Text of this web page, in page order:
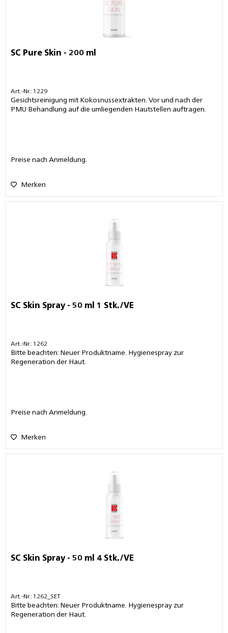
SC Pure Skin - 200 ml
Art.-Nr.: 1229
Gesichtsreinigung mit Kokosnussextrakten. Vor und nach der
PMU Behandlung auf die umliegenden Hautstellen auftragen.
Preise nach Anmeldung.
Merken
SC Skin Spray - 50 ml 1 Stk./VE
Art.-Nr.: 1262
Bitte beachten: Neuer Produktname. Hygienespray zur
Regeneration der Haut.
Preise nach Anmeldung.
Merken
SC Skin Spray - 50 ml 4 Stk./VE
Art.-Nr.: 1262_SET
Bitte beachten: Neuer Produktname. Hygienespray zur
Regeneration der Haut.